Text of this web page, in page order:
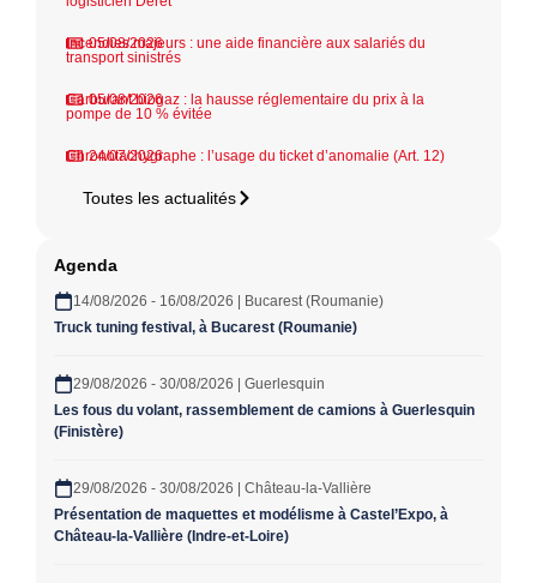
05/08/2026
Incendies majeurs : une aide financière aux salariés du
transport sinistrés
05/08/2026
Carburant biogaz : la hausse réglementaire du prix à la
pompe de 10 % évitée
24/07/2026
Chronotachygraphe : l’usage du ticket d’anomalie (Art. 12)
Toutes les actualités
Agenda
14/08/2026 - 16/08/2026 | Bucarest (Roumanie)
Truck tuning festival, à Bucarest (Roumanie)
29/08/2026 - 30/08/2026 | Guerlesquin
Les fous du volant, rassemblement de camions à Guerlesquin
(Finistère)
29/08/2026 - 30/08/2026 | Château-la-Vallière
Présentation de maquettes et modélisme à Castel’Expo, à
Château-la-Vallière (Indre-et-Loire)